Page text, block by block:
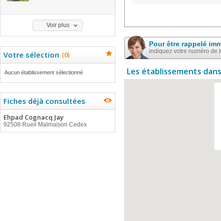
Voir plus
Votre sélection (0)
Aucun établissement sélectionné
Fiches déjà consultées
Ehpad Cognacq Jay
92508 Rueil Malmaison Cedex
Pour être rappelé
indiquez votre numéro de
Les établissements